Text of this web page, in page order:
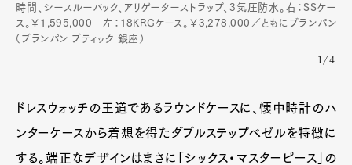
時間、シースルーバック、アリゲーターストラップ、3気圧防水。右：SSケー
ス。￥1,595,000 左：18KRGケース。￥3,278,000／ともにブランパン
（ブランパン ブティック 銀座）
1/4
ドレスウォッチの王道であるラウンドケースに、懐中時計のハ
ンターケースから着想を得たダブルステップベゼルを特徴に
する。端正なデザインはまさに「シックス・マスターピース」の